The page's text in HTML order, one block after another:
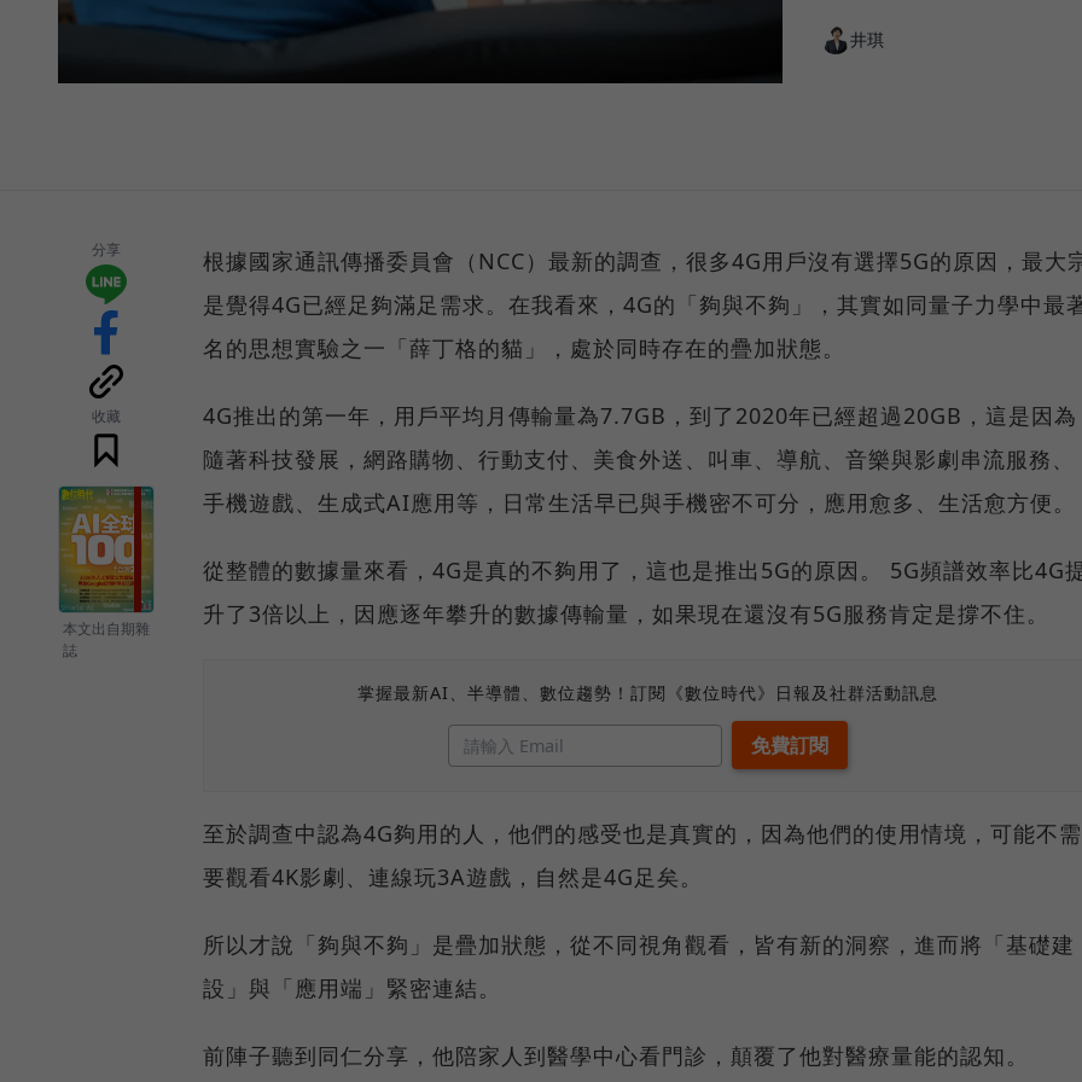
井琪
分享
收藏
本文出自期雜
誌
根據國家通訊傳播委員會（NCC）最新的調查，很多4G用戶沒有選擇5G的原因，最大
是覺得4G已經足夠滿足需求。在我看來，4G的「夠與不夠」，其實如同量子力學中最
名的思想實驗之一「薛丁格的貓」，處於同時存在的疊加狀態。
4G推出的第一年，用戶平均月傳輸量為7.7GB，到了2020年已經超過20GB，這是因為
隨著科技發展，網路購物、行動支付、美食外送、叫車、導航、音樂與影劇串流服務、
手機遊戲、生成式AI應用等，日常生活早已與手機密不可分，應用愈多、生活愈方便。
從整體的數據量來看，4G是真的不夠用了，這也是推出5G的原因。 5G頻譜效率比4G
升了3倍以上，因應逐年攀升的數據傳輸量，如果現在還沒有5G服務肯定是撐不住。
掌握最新AI、半導體、數位趨勢！訂閱《數位時代》日報及社群活動訊息
至於調查中認為4G夠用的人，他們的感受也是真實的，因為他們的使用情境，可能不需
要觀看4K影劇、連線玩3A遊戲，自然是4G足矣。
所以才說「夠與不夠」是疊加狀態，從不同視角觀看，皆有新的洞察，進而將「基礎建
設」與「應用端」緊密連結。
前陣子聽到同仁分享，他陪家人到醫學中心看門診，顛覆了他對醫療量能的認知。